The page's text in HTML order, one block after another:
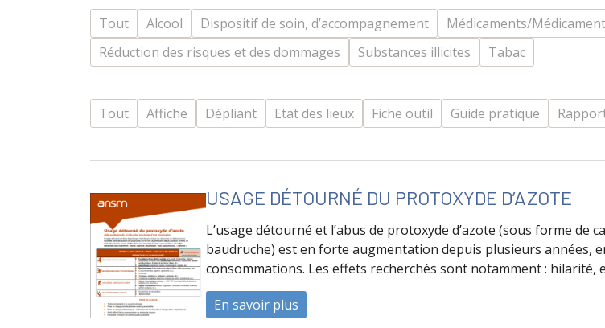
Grand
Est
Tout Alcool Dispositif de soin, d’accompagnement Médicaments/
Réduction des risques et des dommages
Substances illicites Tabac
Tout Affiche Dépliant Etat des lieux Fiche outil Guide pratique
USAGE DÉTOURNÉ DU PROTOXYDE D’AZOTE
L’usage détourné et l’abus de protoxyde d’azote (sous forme
baudruche) est en forte augmentation depuis plusieurs années,
consommations. Les effets recherchés sont notamment : hilarité,
En savoir plus